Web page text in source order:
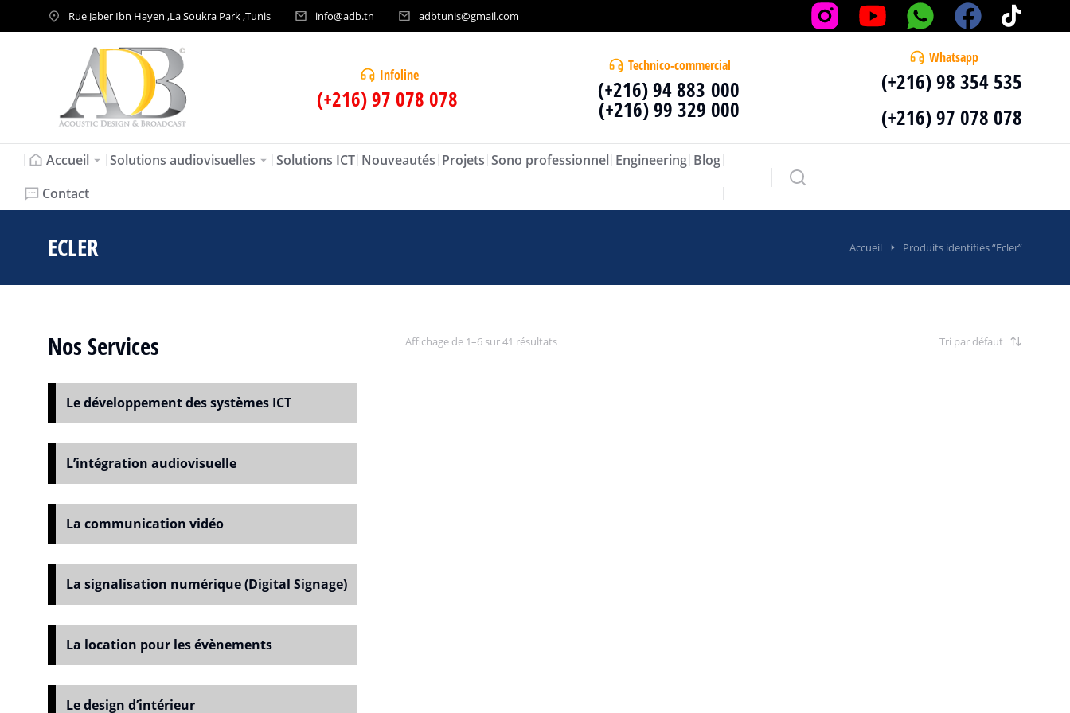
Rue Jaber Ibn Hayen ,La Soukra Park ,Tunis info@adb.tn adbtunis@gmail.com
Infoline
(+216) 97 078 078
Technico-commercial
(+216) 94 883 000
(+216) 99 329 000
Whatsapp
(+216) 98 354 535
(+216) 97 078 078
Accueil Solutions audiovisuelles Solutions ICT Nouveautés Projets Sono professionnel Engineering Blog
Contact
ECLER Accueil Produits identifiés “Ecler”
Nos Services
Le développement des systèmes ICT
L’intégration audiovisuelle
La communication vidéo
La signalisation numérique (Digital Signage)
La location pour les évènements
Le design d’intérieur
Affichage de 1–6 sur 41 résultats